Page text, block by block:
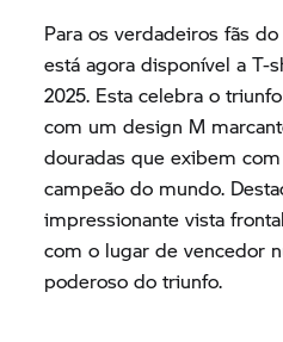
Para os verdadeiros fãs
está agora disponível a T-
2025. Esta celebra o
com um design M
douradas que exibem
campeão do mundo.
impressionante vista
com o lugar de vencedor
poderoso do triunfo.